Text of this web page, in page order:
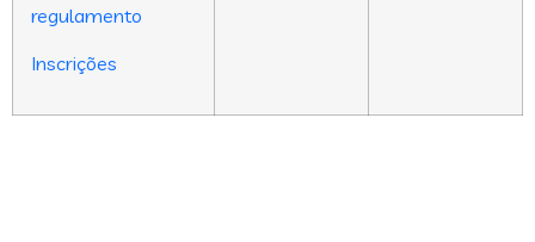
regulamento
Inscrições